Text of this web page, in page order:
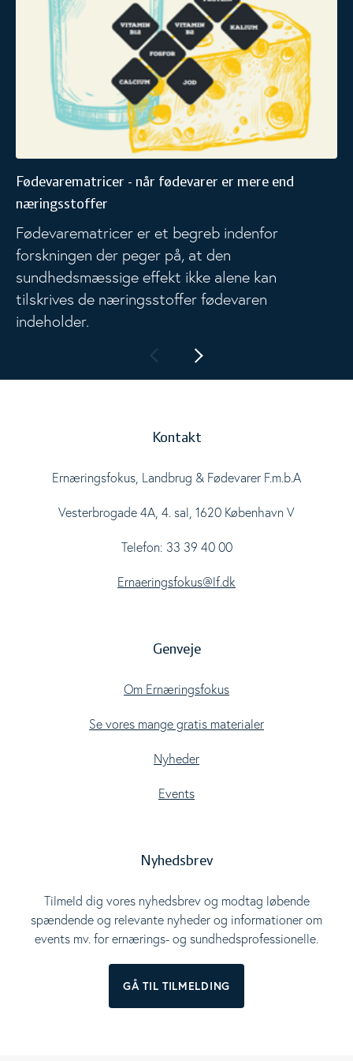
Fødevarematricer - når fødevarer er mere end
næringsstoffer
Fødevarematricer er et begreb indenfor
forskningen der peger på, at den
sundhedsmæssige effekt ikke alene kan
tilskrives de næringsstoffer fødevaren
indeholder.
Kontakt
Ernæringsfokus, Landbrug & Fødevarer F.m.b.A
Vesterbrogade 4A, 4. sal, 1620 København V
Telefon: 33 39 40 00
Ernaeringsfokus@lf.dk
Genveje
Om Ernæringsfokus
Se vores mange gratis materialer
Nyheder
Events
Nyhedsbrev
Tilmeld dig vores nyhedsbrev og modtag løbende
spændende og relevante nyheder og informationer om
events mv. for ernærings- og sundhedsprofessionelle.
GÅ TIL TILMELDING